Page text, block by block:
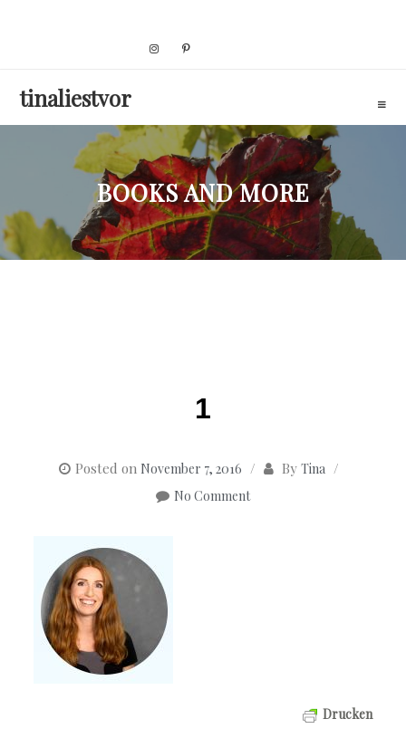
tinaliestvor
BOOKS AND MORE
1
Posted on November 7, 2016 By Tina
No Comment
Drucken